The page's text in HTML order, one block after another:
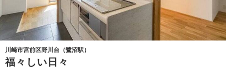
川崎市宮前区野川台（鷺沼駅）
福々しい日々